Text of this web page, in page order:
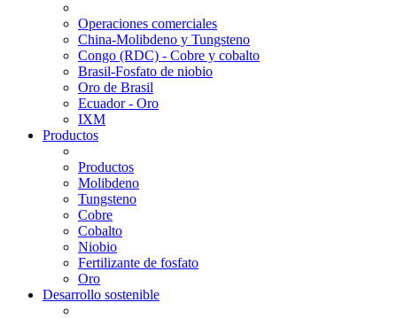
Operaciones comerciales
China-Molibdeno y Tungsteno
Congo (RDC) - Cobre y cobalto
Brasil-Fosfato de niobio
Oro de Brasil
Ecuador - Oro
IXM
Productos
Productos
Molibdeno
Tungsteno
Cobre
Cobalto
Niobio
Fertilizante de fosfato
Oro
Desarrollo sostenible